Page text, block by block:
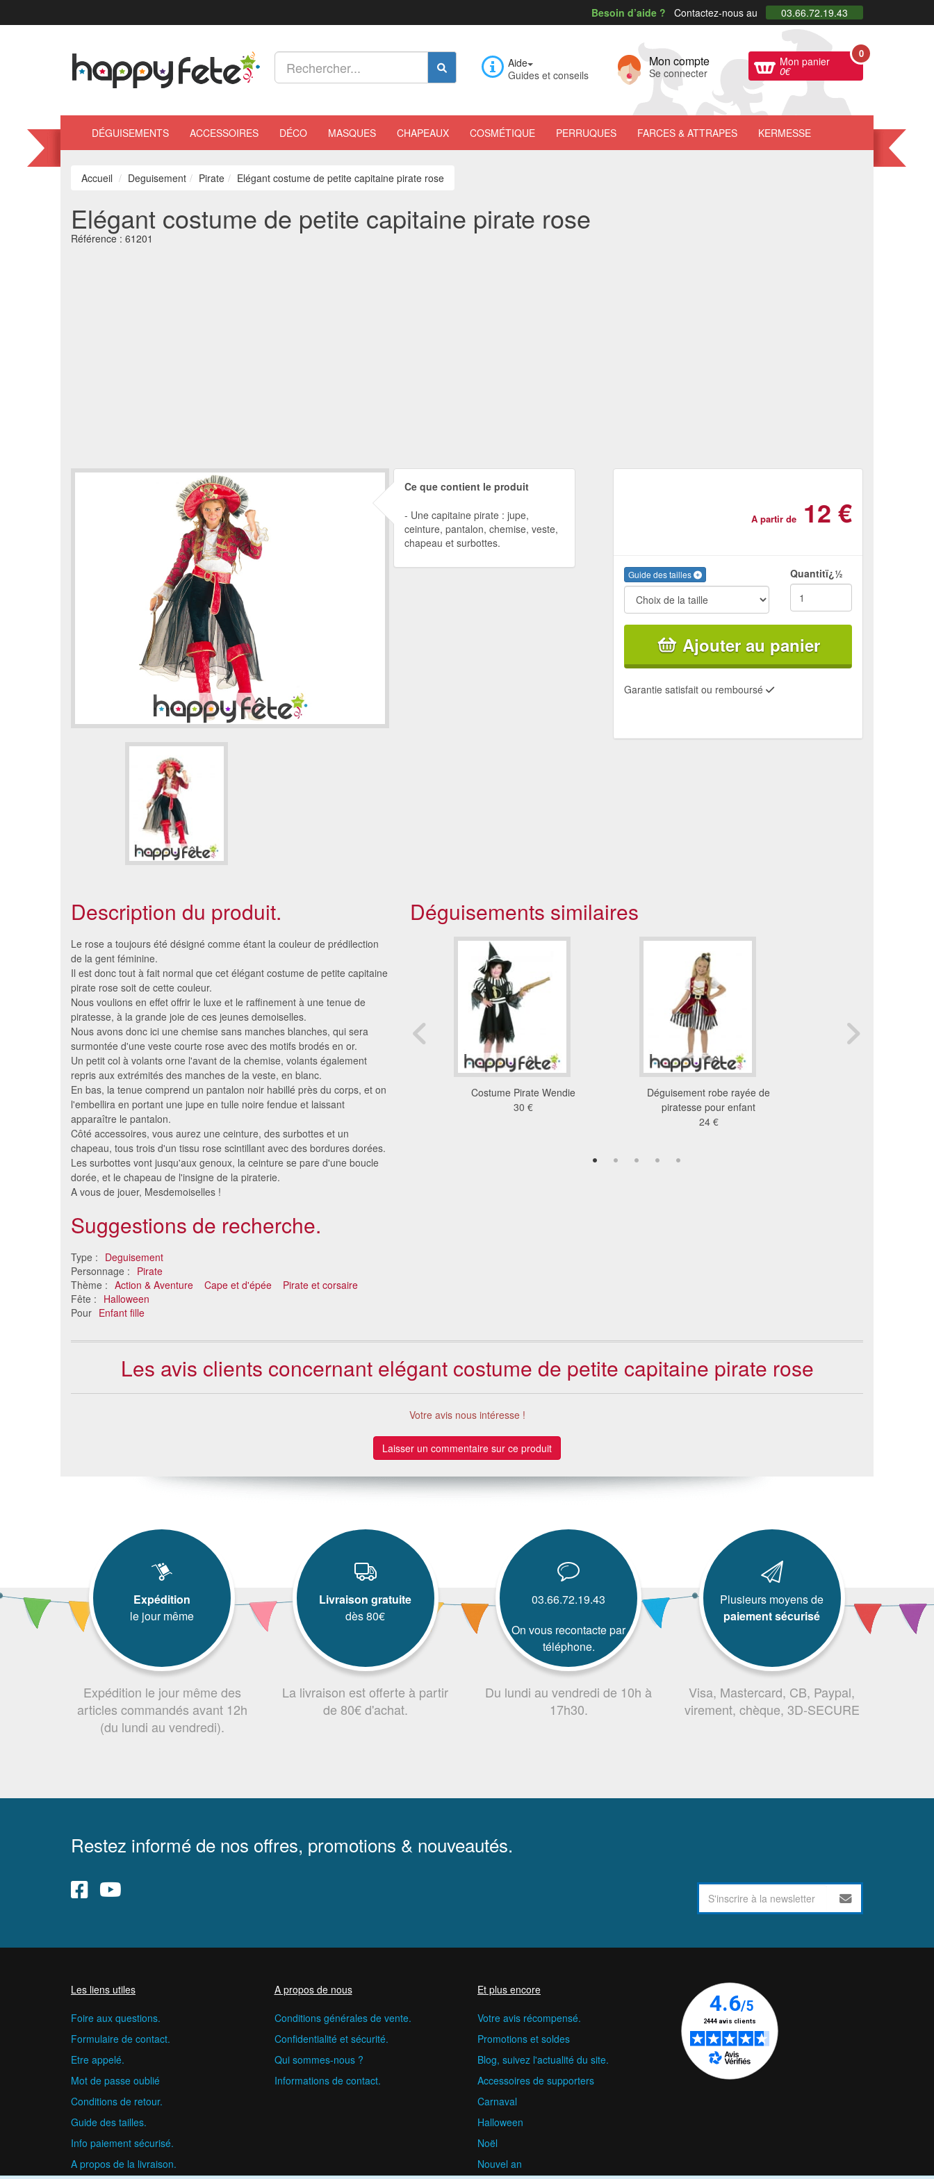
Besoin d’aide ? Contactez-nous au 03.66.72.19.43
Aide
Guides et conseils
Mon compte
Se connecter
Mon panier
0€
0
DÉGUISEMENTS ACCESSOIRES DÉCO MASQUES CHAPEAUX COSMÉTIQUE PERRUQUES FARCES & ATTRAPES KERMESSE
Accueil Deguisement Pirate Elégant costume de petite capitaine pirate rose
Elégant costume de petite capitaine pirate rose
Référence : 61201
Ce que contient le produit
Une capitaine pirate : jupe,
ceinture, pantalon, chemise, veste,
chapeau et surbottes.
A partir de 12 €
Guide des tailles Quantitï¿½
Ajouter au panier
Garantie satisfait ou remboursé
Description du produit.
Le rose a toujours été désigné comme étant la couleur de prédilection
de la gent féminine.
Il est donc tout à fait normal que cet élégant costume de petite capitaine
pirate rose soit de cette couleur.
Nous voulions en effet offrir le luxe et le raffinement à une tenue de
piratesse, à la grande joie de ces jeunes demoiselles.
Nous avons donc ici une chemise sans manches blanches, qui sera
surmontée d'une veste courte rose avec des motifs brodés en or.
Un petit col à volants orne l'avant de la chemise, volants également
repris aux extrémités des manches de la veste, en blanc.
En bas, la tenue comprend un pantalon noir habillé près du corps, et on
l'embellira en portant une jupe en tulle noire fendue et laissant
apparaître le pantalon.
Côté accessoires, vous aurez une ceinture, des surbottes et un
chapeau, tous trois d'un tissu rose scintillant avec des bordures dorées.
Les surbottes vont jusqu'aux genoux, la ceinture se pare d'une boucle
dorée, et le chapeau de l'insigne de la piraterie.
A vous de jouer, Mesdemoiselles !
Suggestions de recherche.
Type : Deguisement
Personnage : Pirate
Thème : Action & Aventure Cape et d'épée
Pirate et corsaire
Fête : Halloween
Pour Enfant fille
Déguisements similaires
Costume de bébé pirate rouge
et noir
7.03 €
Déguisement fille piratte
25 €
Costume Pirate Wendie
30 €
Déguisement robe rayée de
piratesse pour enfant
24 €
Les avis clients concernant elégant costume de petite capitaine pirate rose
Votre avis nous intéresse !
Laisser un commentaire sur ce produit
Expédition
le jour même
Expédition le jour même des
articles commandés avant 12h
(du lundi au vendredi).
Livraison gratuite
dès 80€
La livraison est offerte à partir
de 80€ d'achat.
03.66.72.19.43
On vous recontacte par
téléphone.
Du lundi au vendredi de 10h à
17h30.
Plusieurs moyens de
paiement sécurisé
Visa, Mastercard, CB, Paypal,
virement, chèque, 3D-SECURE
Restez informé de nos offres, promotions & nouveautés.
Les liens utiles
Foire aux questions.
Formulaire de contact.
Etre appelé.
Mot de passe oublié
Conditions de retour.
Guide des tailles.
Info paiement sécurisé.
A propos de la livraison.
A propos de nous
Conditions générales de vente.
Confidentialité et sécurité.
Qui sommes-nous ?
Informations de contact.
Et plus encore
Votre avis récompensé.
Promotions et soldes
Blog, suivez l'actualité du site.
Accessoires de supporters
Carnaval
Halloween
Noël
Nouvel an